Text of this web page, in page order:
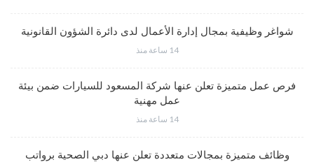
شواغر وظيفية بمجال إدارة الأعمال لدى دائرة الشؤون القانونية
14 ساعة منذ
فرص عمل متميزة تعلن عنها شركة المسعود للسيارات ضمن بيئة
عمل مهنية
14 ساعة منذ
وظائف متميزة بمجالات متعددة تعلن عنها دبي الصحية برواتب